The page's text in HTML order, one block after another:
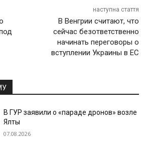
наступна стаття
В Венгрии считают, что
сейчас безответственно
начинать переговоры о
вступлении Украины в ЕС
В ГУР заявили о «параде дронов» возле
Ялты
07.08.2026